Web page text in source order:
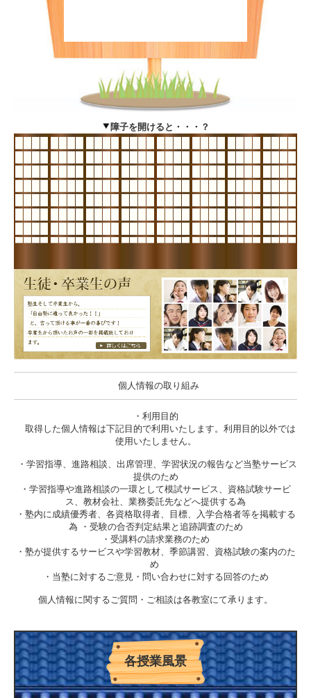
障子を開けると・・・？
個人情報の取り組み
・利用目的
取得した個人情報は下記目的で利用いたします。利用目的以外では
使用いたしません。
・学習指導、進路相談、出席管理、学習状況の報告など当塾サービス
提供のため
・学習指導や進路相談の一環として模試サービス、資格試験サービ
ス、教材会社、業務委託先などへ提供する為
・塾内に成績優秀者、各資格取得者、目標、入学合格者等を掲載する
為 ・受験の合否判定結果と追跡調査のため
・受講料の請求業務のため
・塾が提供するサービスや学習教材、季節講習、資格試験の案内のた
め
・当塾に対するご意見・問い合わせに対する回答のため
個人情報に関するご質問・ご相談は各教室にて承ります。
各授業風景